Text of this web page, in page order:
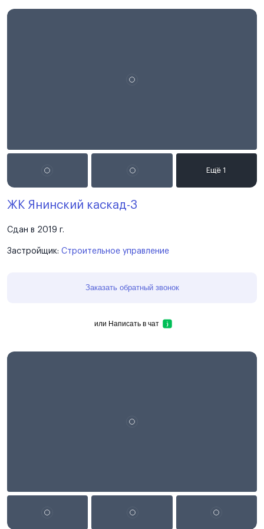
ЖК Янинский каскад-3
Сдан в 2019 г.
Застройщик: Строительное управление
Заказать обратный звонок
или Написать в чат